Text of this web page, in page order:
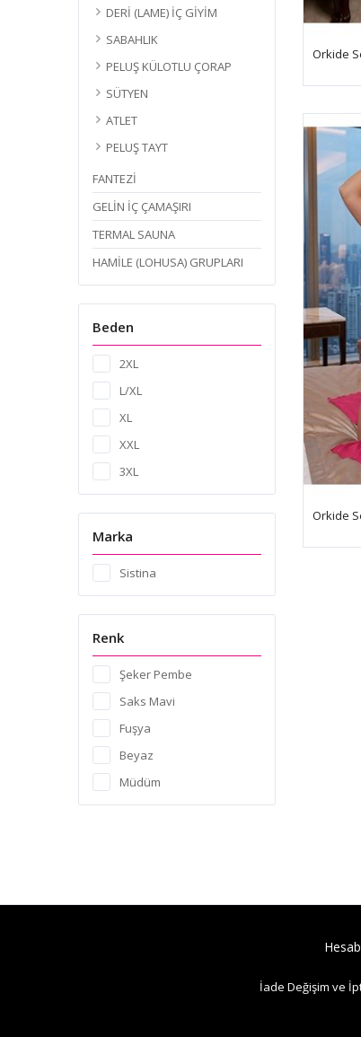
DERİ (LAME) İÇ GİYİM
SABAHLIK
PELUŞ KÜLOTLU ÇORAP
SÜTYEN
ATLET
PELUŞ TAYT
FANTEZİ
GELİN İÇ ÇAMAŞIRI
TERMAL SAUNA
HAMİLE (LOHUSA) GRUPLARI
Beden
2XL
L/XL
XL
XXL
3XL
Marka
Sistina
Renk
Şeker Pembe
Saks Mavi
Fuşya
Beyaz
Müdüm
İade Değişim ve